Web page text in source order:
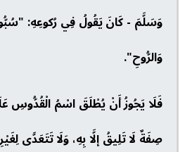
وَسَلَّمَ - كَانَ يَقُولُ فِي رُكوعِهِ:
وَالرُّوحِ".
فَلَا يَجُوزُ أَنْ يُطْلَقَ اسْمُ الْقُدُّوسِ
صِفَةٌ لَا تَلِيقُ إلَّا بِهِ، وَلَا تَتَعَدَّى